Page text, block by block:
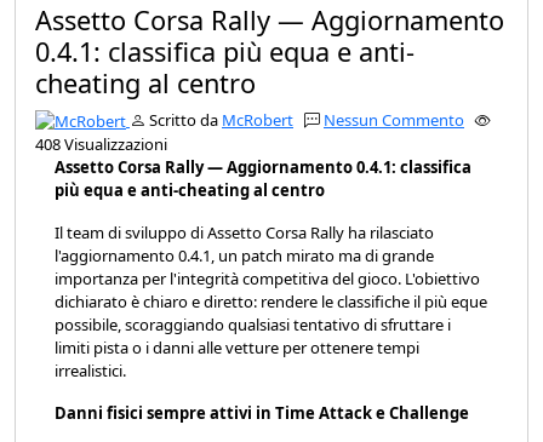
Assetto Corsa Rally — Aggiornamento
0.4.1: classifica più equa e anti-
cheating al centro
Scritto da McRobert
Nessun Commento
408 Visualizzazioni
Assetto Corsa Rally — Aggiornamento 0.4.1: classifica
più equa e anti-cheating al centro
Il team di sviluppo di Assetto Corsa Rally ha rilasciato
l'aggiornamento 0.4.1, un patch mirato ma di grande
importanza per l'integrità competitiva del gioco. L'obiettivo
dichiarato è chiaro e diretto: rendere le classifiche il più eque
possibile, scoraggiando qualsiasi tentativo di sfruttare i
limiti pista o i danni alle vetture per ottenere tempi
irrealistici.
Danni fisici sempre attivi in Time Attack e Challenge